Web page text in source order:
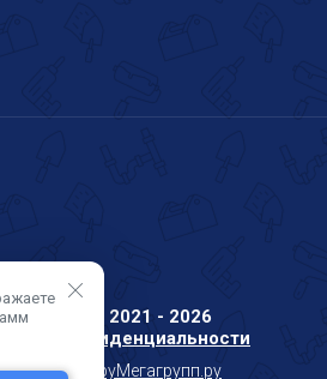
Copyright © 2021 - 2026
конфиденциальности
Мегагрупп.ру